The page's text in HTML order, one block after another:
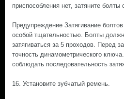
приспособления нет, затяните
Предупреждение Затягивание
особой тщательностью. Болты
затягиваться за 5 проходов. Перед
точность динамометрического
соблюдать последовательность
16. Установите зубчатый ремень.